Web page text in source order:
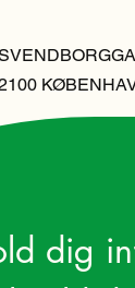
dig